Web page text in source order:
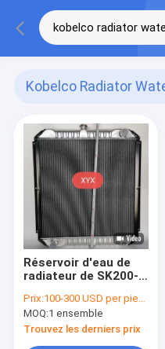
Kobelco Radiator
Réservoir d'eau de
radiateur de SK200-3
de radiateur de
760MM
Prix:100-300 USD per piece
MOQ:1 ensemble
Trouvez les derniers prix